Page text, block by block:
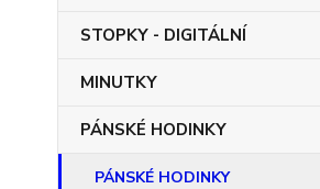
STOPKY - DIGITÁLNÍ
MINUTKY
PÁNSKÉ HODINKY
PÁNSKÉ HODINKY